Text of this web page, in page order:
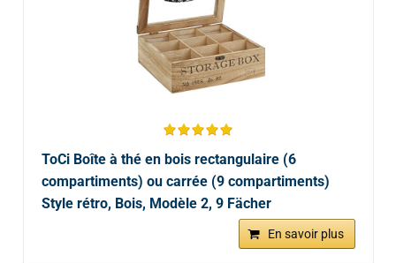
ToCi Boîte à thé en bois rectangulaire (6
compartiments) ou carrée (9 compartiments)
Style rétro, Bois, Modèle 2, 9 Fächer
En savoir plus